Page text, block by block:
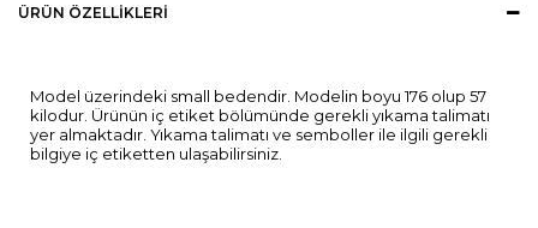
ÜRÜN ÖZELLIKLERI
Model üzerindeki small bedendir. Modelin boyu 176 olup 57
kilodur. Ürünün iç etiket bölümünde gerekli yıkama talimatı
yer almaktadır. Yıkama talimatı ve semboller ile ilgili gerekli
bilgiye iç etiketten ulaşabilirsiniz.